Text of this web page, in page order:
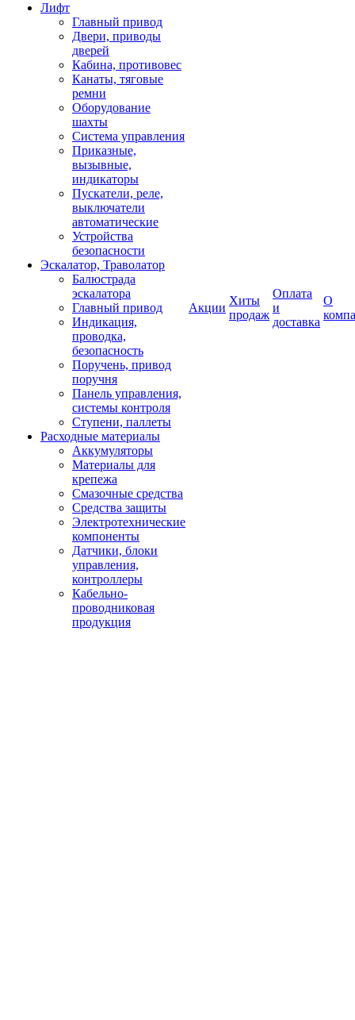
Лифт
Главный привод
Двери, приводы
дверей
Кабина, противовес
Канаты, тяговые
ремни
Оборудование
шахты
Система управления
Приказные,
вызывные,
индикаторы
Пускатели, реле,
выключатели
автоматические
Устройства
безопасности
Эскалатор, Траволатор
Балюстрада
эскалатора
Главный привод
Индикация,
проводка,
безопасность
Поручень, привод
поручня
Панель управления,
системы контроля
Ступени, паллеты
Расходные материалы
Аккумуляторы
Материалы для
крепежа
Смазочные средства
Средства защиты
Электротехнические
компоненты
Датчики, блоки
управления,
контроллеры
Кабельно-
проводниковая
продукция
Акции
Хиты
продаж
Оплата
и
доставка
О